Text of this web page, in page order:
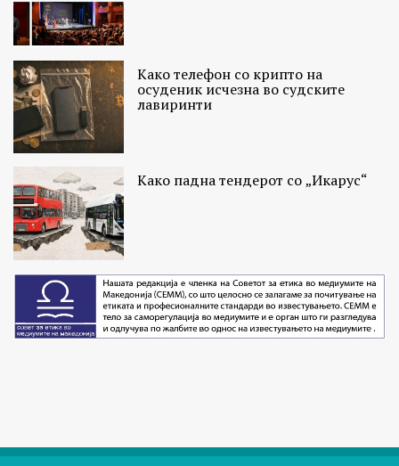
Како телефон со крипто на
осуденик исчезна во судските
лавиринти
Како падна тендерот со „Икарус“